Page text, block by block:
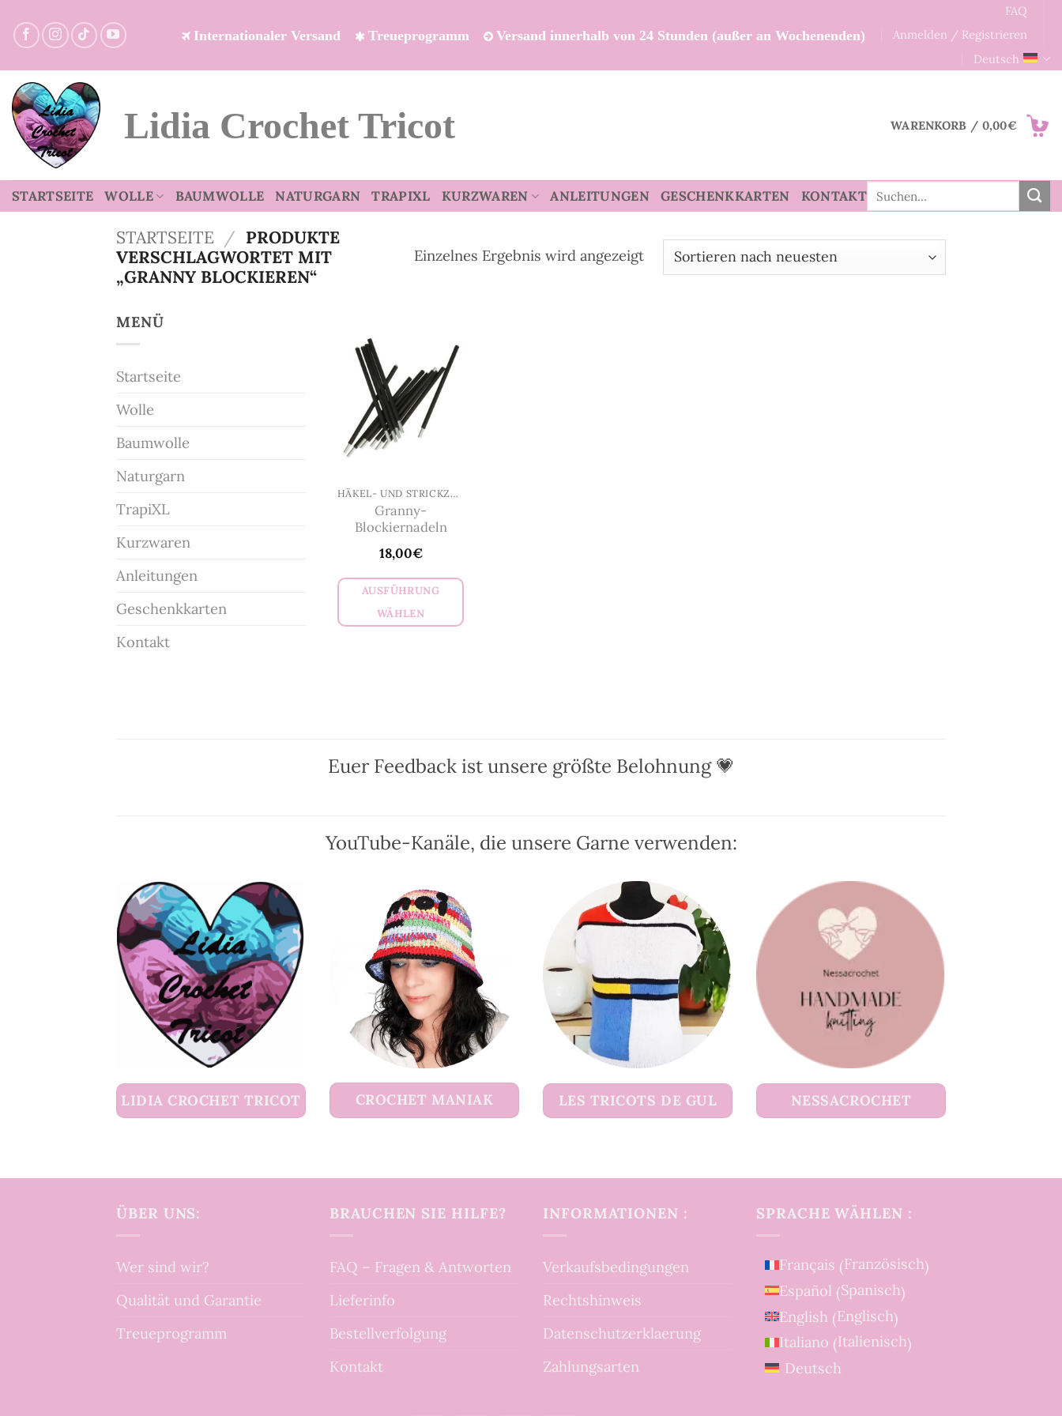
Inhalt
Internationaler Versand Treueprogramm Versand innerhalb von 24 Stunden (außer an Wochenenden)
FAQ
Anmelden / Registrieren
Deutsch
Lidia Crochet Tricot WARENKORB / 0,00€
STARTSEITE WOLLE BAUMWOLLE NATURGARN TRAPIXL KURZWAREN ANLEITUNGEN GESCHENKKARTEN KONTAKTSuche
nach:
STARTSEITE / PRODUKTE
VERSCHLAGWORTET MIT
„GRANNY BLOCKIEREN“
Einzelnes Ergebnis wird angezeigt
MENÜ
Startseite
Wolle
Baumwolle
Naturgarn
TrapiXL
Kurzwaren
Anleitungen
Geschenkkarten
Kontakt
HÄKEL- UND STRICKZUBEHÖR
Granny-
Blockiernadeln
18,00€
AUSFÜHRUNG
WÄHLEN
Die
der
werden
Euer Feedback ist unsere größte Belohnung 💗
YouTube-Kanäle, die unsere Garne verwenden:
LIDIA CROCHET TRICOT CROCHET MANIAK LES TRICOTS DE GUL NESSACROCHET
ÜBER UNS:
Wer sind wir?
Qualität und Garantie
Treueprogramm
BRAUCHEN SIE HILFE?
FAQ – Fragen & Antworten
Lieferinfo
Bestellverfolgung
Kontakt
INFORMATIONEN :
Verkaufsbedingungen
Rechtshinweis
Datenschutzerklaerung
Zahlungsarten
SPRACHE WÄHLEN :
Français (Französisch)
Español (Spanisch)
English (Englisch)
Italiano (Italienisch)
Deutsch